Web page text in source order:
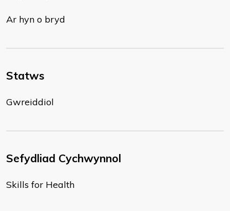
Ar hyn o bryd
Statws
Gwreiddiol
Sefydliad Cychwynnol
Skills for Health